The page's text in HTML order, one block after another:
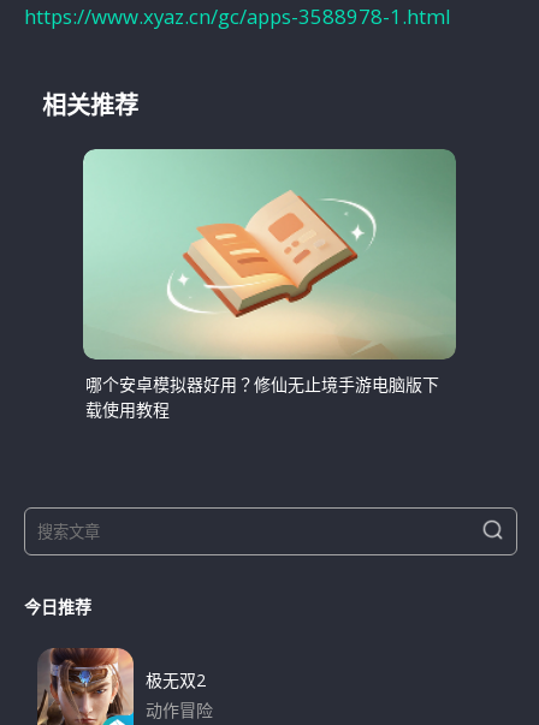
https://www.xyaz.cn/gc/apps-3588978-1.html
相关推荐
哪个安卓模拟器好用？修仙无止境手游电脑版下
载使用教程
e
r
S
e
今日推荐
极无双2
动作冒险